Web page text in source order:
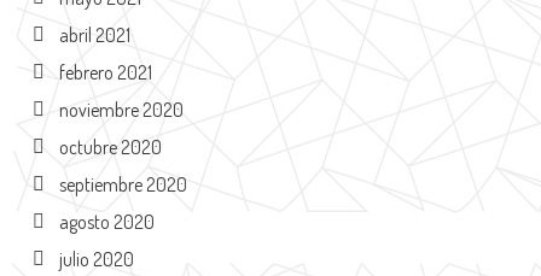
abril 2021
febrero 2021
noviembre 2020
octubre 2020
septiembre 2020
agosto 2020
julio 2020